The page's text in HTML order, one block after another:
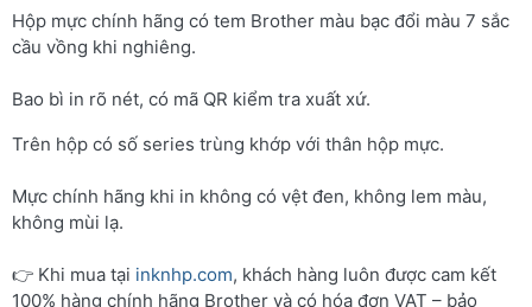
Hộp mực chính hãng có tem Brother màu bạc đổi màu 7 sắc
cầu vồng khi nghiêng.
Bao bì in rõ nét, có mã QR kiểm tra xuất xứ.
Trên hộp có số series trùng khớp với thân hộp mực.
Mực chính hãng khi in không có vệt đen, không lem màu,
không mùi lạ.
👉 Khi mua tại inknhp.com, khách hàng luôn được cam kết
100% hàng chính hãng Brother và có hóa đơn VAT – bảo